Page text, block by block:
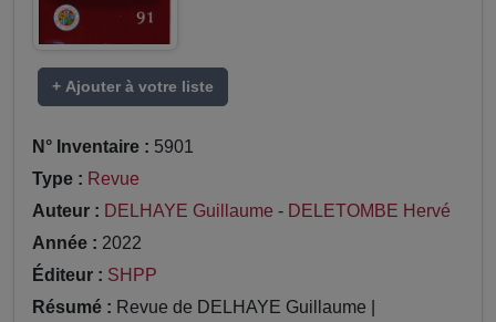
+ Ajouter à votre liste
N° Inventaire : 5901
Type : Revue
Auteur : DELHAYE Guillaume - DELETOMBE Hervé
Année : 2022
Éditeur : SHPP
Résumé : Revue de DELHAYE Guillaume |